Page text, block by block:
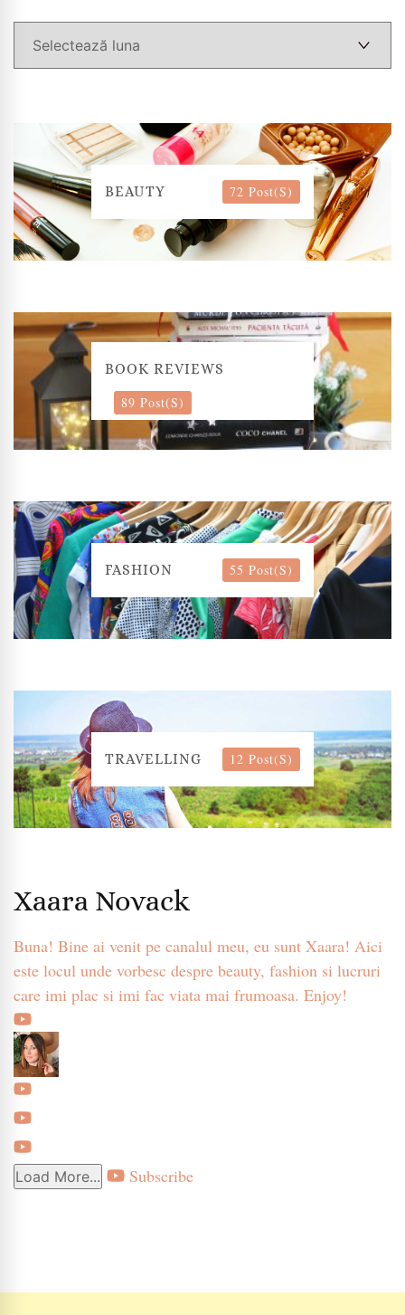
BEAUTY 72 Post(s)
BOOK REVIEWS
89 Post(s)
FASHION 55 Post(s)
TRAVELLING 12 Post(s)
Xaara Novack
Buna! Bine ai venit pe canalul meu, eu sunt Xaara! Aici
este locul unde vorbesc despre beauty, fashion si lucruri
care imi plac si imi fac viata mai frumoasa. Enjoy!
Load More... Subscribe